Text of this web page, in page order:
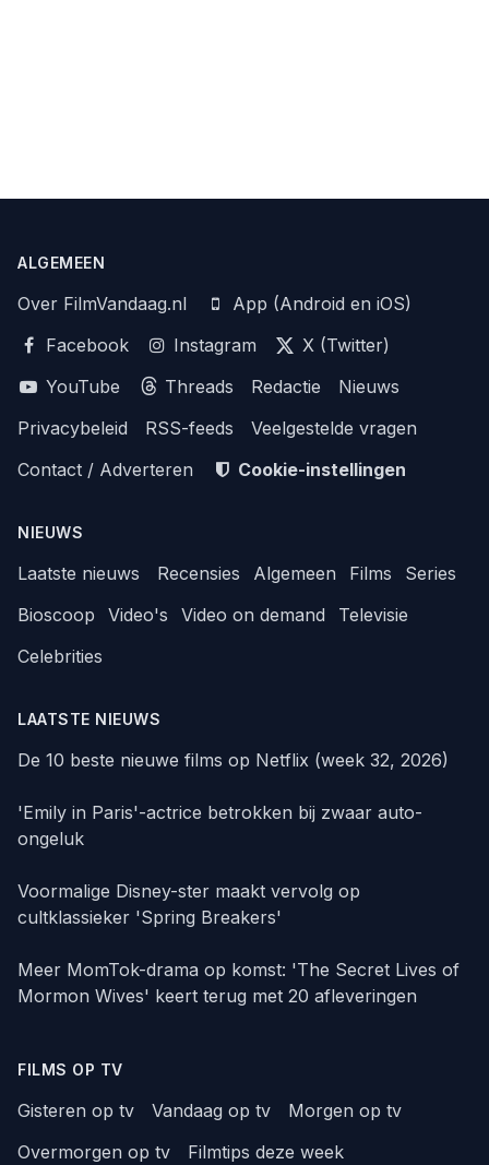
ALGEMEEN
Over FilmVandaag.nl
App (Android en iOS)
Facebook
Instagram
X (Twitter)
YouTube
Threads Redactie
Nieuws
Privacybeleid
RSS-feeds
Veelgestelde vragen
Contact / Adverteren
Cookie-instellingen
NIEUWS
Laatste nieuws Recensies Algemeen Films
Series
Bioscoop
Video's Video on demand
Televisie
Celebrities
LAATSTE NIEUWS
De 10 beste nieuwe films op Netflix (week 32, 2026)
'Emily in Paris'-actrice betrokken bij zwaar auto-
ongeluk
Voormalige Disney-ster maakt vervolg op
cultklassieker 'Spring Breakers'
Meer MomTok-drama op komst: 'The Secret Lives of
Mormon Wives' keert terug met 20 afleveringen
FILMS OP TV
Gisteren op tv Vandaag op tv
Morgen op tv
Overmorgen op tv
Filmtips deze week